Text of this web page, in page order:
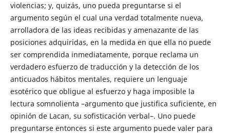
violencias; y, quizás, uno pueda preguntarse si el
argumento según el cual una verdad totalmente nueva,
arrolladora de las ideas recibidas y amenazante de las
posiciones adquiridas, en la medida en que ella no puede
ser comprendida inmediatamente, porque reclama un
verdadero esfuerzo de traducción y la detección de los
anticuados hábitos mentales, requiere un lenguaje
esotérico que obligue al esfuerzo y haga imposible la
lectura somnolienta –argumento que justifica suficiente, en
opinión de Lacan, su sofisticación verbal–. Uno puede
preguntarse entonces si este argumento puede valer para